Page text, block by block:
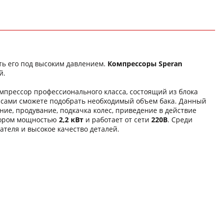
его под высоким давлением. Компрессоры Speran
профессионального класса, состоящий из блока
сможете подобрать необходимый объем бака. Данный
продувание, подкачка колес, приведение в действие
мощностью 2,2 кВт и работает от сети 220В. Среди
и высокое качество деталей.